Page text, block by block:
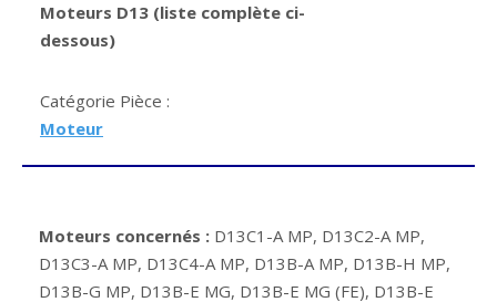
Moteurs D13 (liste complète ci-
dessous)
Catégorie Pièce :
Moteur
Moteurs concernés : D13C1-A MP, D13C2-A MP,
D13C3-A MP, D13C4-A MP, D13B-A MP, D13B-H MP,
D13B-G MP, D13B-E MG, D13B-E MG (FE), D13B-E